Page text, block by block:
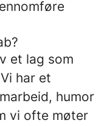
et lag som
har et
humor
vi ofte møter